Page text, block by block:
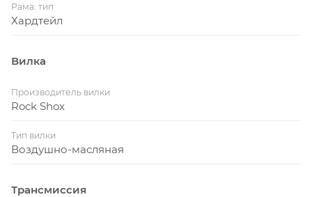
Рама: тип
Хардтейл
Вилка
Производитель вилки
Rock Shox
Тип вилки
Воздушно-масляная
Трансмиссия